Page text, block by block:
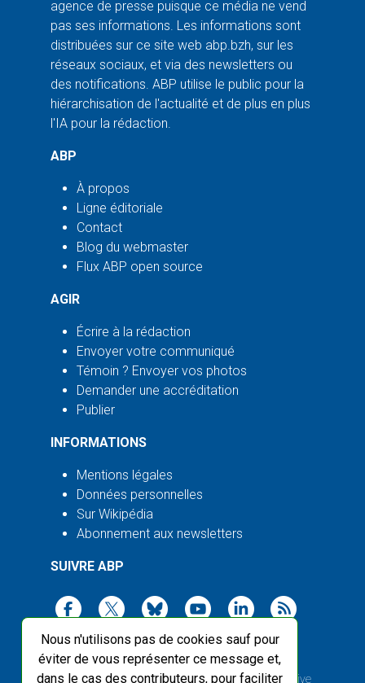
Nous n'utilisons pas de cookies sauf pour
éviter de vous représenter ce message et,
dans le cas des contributeurs, pour faciliter
agence de presse puisque ce média ne vend
pas ses informations. Les informations sont
distribuées sur ce site web abp.bzh, sur les
réseaux sociaux, et via des newsletters ou
des notifications. ABP utilise le public pour la
hiérarchisation de l'actualité et de plus en plus
l'IA pour la rédaction.
ABP
À propos
Ligne éditoriale
Contact
Blog du webmaster
Flux ABP open source
AGIR
Écrire à la rédaction
Envoyer votre communiqué
Témoin ? Envoyer vos photos
Demander une accréditation
Publier
INFORMATIONS
Mentions légales
Données personnelles
Sur Wikipédia
Abonnement aux newsletters
SUIVRE ABP
2003-2026 ©Agence Bretagne Presse, sauf Creative